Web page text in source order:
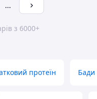
...
з 6000+
протеїн Бади